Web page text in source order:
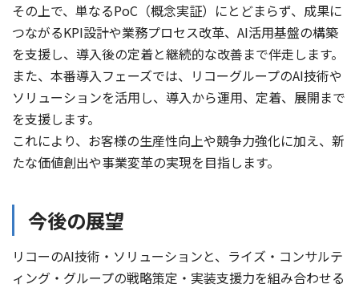
その上で、単なるPoC（概念実証）にとどまらず、成果に
つながるKPI設計や業務プロセス改革、AI活用基盤の構築
を支援し、導入後の定着と継続的な改善まで伴走します。
また、本番導入フェーズでは、リコーグループのAI技術や
ソリューションを活用し、導入から運用、定着、展開まで
を支援します。
これにより、お客様の生産性向上や競争力強化に加え、新
たな価値創出や事業変革の実現を目指します。
今後の展望
リコーのAI技術・ソリューションと、ライズ・コンサルテ
ィング・グループの戦略策定・実装支援力を組み合わせる